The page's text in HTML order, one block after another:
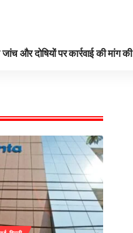
और दोषियों पर कार्रवाई की मांग की